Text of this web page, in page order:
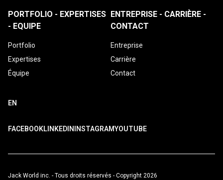
PORTFOLIO - EXPERTISES
- EQUIPE
Portfolio
Expertises
Équipe
ENTREPRISE - CARRIÈRE -
CONTACT
Entreprise
Carrière
Contact
EN
FACEBOOKLINKEDIN INSTAGRAMYOUTUBE
Jack World inc. - Tous droits réservés - Copyright 2026